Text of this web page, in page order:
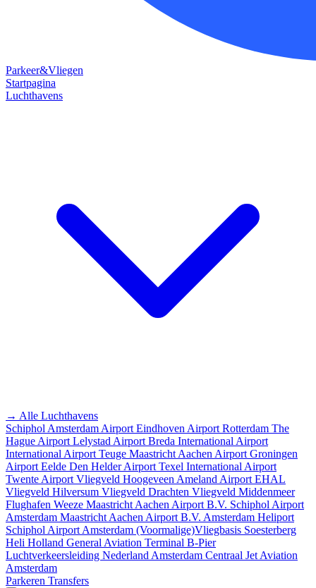
Parkeer&Vliegen
Startpagina
Luchthavens
→ Alle Luchthavens
Schiphol Amsterdam Airport Eindhoven Airport Rotterdam The
Hague Airport Lelystad Airport Breda International Airport
International Airport Teuge Maastricht Aachen Airport Groningen
Airport Eelde Den Helder Airport Texel International Airport
Twente Airport Vliegveld Hoogeveen Ameland Airport EHAL
Vliegveld Hilversum Vliegveld Drachten Vliegveld Middenmeer
Flughafen Weeze Maastricht Aachen Airport B.V. Schiphol Airport
Amsterdam Maastricht Aachen Airport B.V. Amsterdam Heliport
Schiphol Airport Amsterdam (Voormalige)Vliegbasis Soesterberg
Heli Holland General Aviation Terminal B-Pier
Luchtverkeersleiding Nederland Amsterdam Centraal Jet Aviation
Amsterdam
Parkeren Transfers